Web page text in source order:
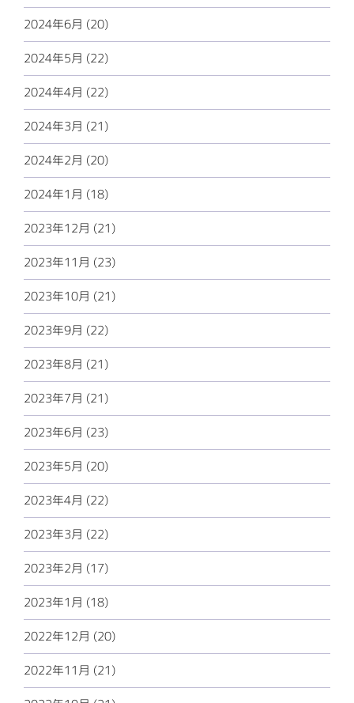
2024年6月 (20)
2024年5月 (22)
2024年4月 (22)
2024年3月 (21)
2024年2月 (20)
2024年1月 (18)
2023年12月 (21)
2023年11月 (23)
2023年10月 (21)
2023年9月 (22)
2023年8月 (21)
2023年7月 (21)
2023年6月 (23)
2023年5月 (20)
2023年4月 (22)
2023年3月 (22)
2023年2月 (17)
2023年1月 (18)
2022年12月 (20)
2022年11月 (21)